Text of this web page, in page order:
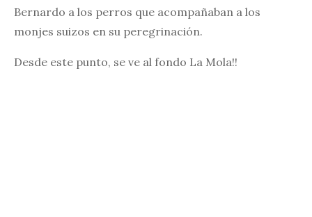
Bernardo a los perros que acompañaban a los
monjes suizos en su peregrinación.
Desde este punto, se ve al fondo La Mola!!